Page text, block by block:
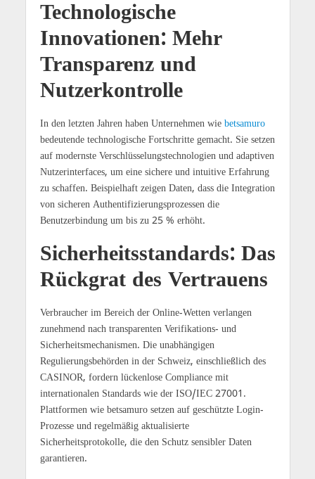
Technologische
Innovationen: Mehr
Transparenz und
Nutzerkontrolle
In den letzten Jahren haben Unternehmen wie betsamuro
bedeutende technologische Fortschritte gemacht. Sie setzen
auf modernste Verschlüsselungstechnologien und adaptiven
Nutzerinterfaces, um eine sichere und intuitive Erfahrung
zu schaffen. Beispielhaft zeigen Daten, dass die Integration
von sicheren Authentifizierungsprozessen die
Benutzerbindung um bis zu 25 % erhöht.
Sicherheitsstandards: Das
Rückgrat des Vertrauens
Verbraucher im Bereich der Online-Wetten verlangen
zunehmend nach transparenten Verifikations- und
Sicherheitsmechanismen. Die unabhängigen
Regulierungsbehörden in der Schweiz, einschließlich des
CASINOR, fordern lückenlose Compliance mit
internationalen Standards wie der ISO/IEC 27001.
Plattformen wie betsamuro setzen auf geschützte Login-
Prozesse und regelmäßig aktualisierte
Sicherheitsprotokolle, die den Schutz sensibler Daten
garantieren.